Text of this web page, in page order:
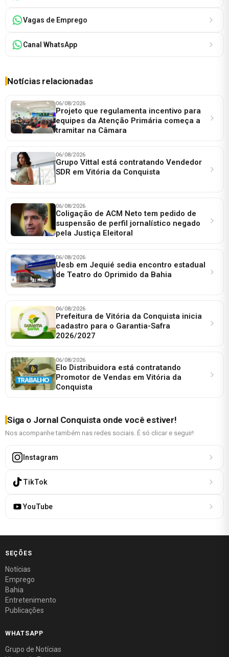
Vagas de Emprego
Canal WhatsApp
Notícias relacionadas
06/08/2026
Projeto que regulamenta incentivo para
equipes da Atenção Primária começa a
tramitar na Câmara
06/08/2026
Grupo Vittal está contratando Vendedor
SDR em Vitória da Conquista
06/08/2026
Coligação de ACM Neto tem pedido de
suspensão de perfil jornalístico negado
pela Justiça Eleitoral
06/08/2026
Uesb em Jequié sedia encontro estadual
de Teatro do Oprimido da Bahia
06/08/2026
Prefeitura de Vitória da Conquista inicia
cadastro para o Garantia-Safra
2026/2027
06/08/2026
Elo Distribuidora está contratando
Promotor de Vendas em Vitória da
Conquista
Siga o Jornal Conquista onde você estiver!
Nos acompanhe também nas redes sociais. É só clicar e seguir!
Instagram
TikTok
YouTube
SEÇÕES
Notícias
Emprego
Bahia
Entretenimento
Publicações
WHATSAPP
Grupo de Notícias